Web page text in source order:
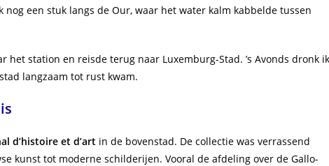
een stuk langs de Our, waar het water kalm kabbelde tussen
station en reisde terug naar Luxemburg-Stad. ’s Avonds dronk ik
langzaam tot rust kwam.
d’histoire et d’art in de bovenstad. De collectie was verrassend
kunst tot moderne schilderijen. Vooral de afdeling over de Gallo-